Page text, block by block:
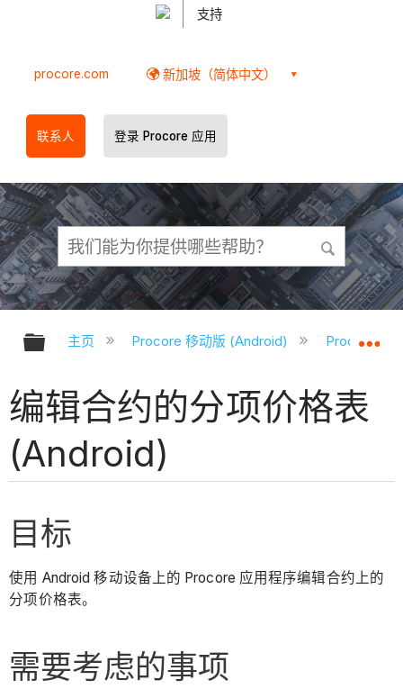
支持
procore.com 新加坡（简体中文）
联系人 登录 Procore 应用
扩展/隐缩全局层次
主页 Procore 移动版 (Android) Procore
编辑合约的分项价格表
(Android)
目标
使用 Android 移动设备上的 Procore 应用程序编辑合约上的
分项价格表。
需要考虑的事项